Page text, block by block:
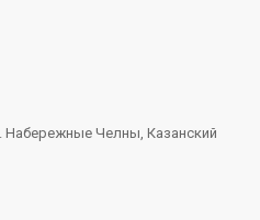
Набережные Челны, Казанский